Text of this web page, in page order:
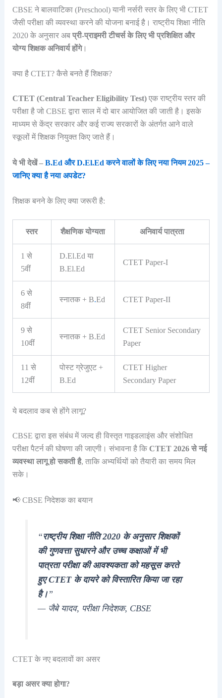
CBSE ने बालवाटिका (Preschool) यानी नर्सरी स्तर के लिए भी CTET
जैसी परीक्षा की व्यवस्था करने की योजना बनाई है। राष्ट्रीय शिक्षा नीति
2020 के अनुसार अब प्री-प्राइमरी टीचर्स के लिए भी प्रशिक्षित और
योग्य शिक्षक अनिवार्य होंगे।
क्या है CTET? कैसे बनते हैं शिक्षक?
CTET (Central Teacher Eligibility Test)एक राष्ट्रीय स्तर की
परीक्षा है जो CBSE द्वारा साल में दो बार आयोजित की जाती है। इसके
माध्यम से केंद्र सरकार और कई राज्य सरकारों के अंतर्गत आने वाले
स्कूलों में शिक्षक नियुक्त किए जाते हैं।
ये भी देखें – B.Ed और D.El.Ed करने वालों के लिए नया नियम 2025 –
जानिए क्या है नया अपडेट?
शिक्षक बनने के लिए क्या जरूरी है:
स्तर शैक्षणिक योग्यता अनिवार्य पात्रता
1 से
5वीं
D.El.Ed या
B.El.Ed
CTET Paper-I
6 से
8वीं
स्नातक + B.Ed CTET Paper-II
9 से
10वीं
स्नातक + B.Ed
CTET Senior Secondary
Paper
11 से
12वीं
पोस्ट ग्रेजुएट +
B.Ed
CTET Higher
Secondary Paper
ये बदलाव कब से होंगे लागू?
CBSE द्वारा इस संबंध में जल्द ही विस्तृत गाइडलाइंस और संशोधित
परीक्षा पैटर्न की घोषणा की जाएगी। संभावना है कि CTET 2026 से नई
व्यवस्था लागू हो सकती है, ताकि अभ्यर्थियों को तैयारी का समय मिल
सके।
📢 CBSE निदेशक का बयान
“राष्ट्रीय शिक्षा नीति 2020 के अनुसार शिक्षकों
की गुणवत्ता सुधारने और उच्च कक्षाओं में भी
पात्रता परीक्षा की आवश्यकता को महसूस करते
हुए CTET के दायरे को विस्तारित किया जा रहा
है।”
— जैबे यादव, परीक्षा निदेशक, CBSE
CTET के नए बदलावों का असर
बड़ा असर क्या होगा?